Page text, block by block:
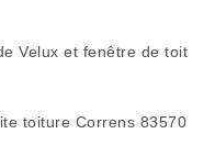
Velux et fenêtre de toit
toiture Correns 83570